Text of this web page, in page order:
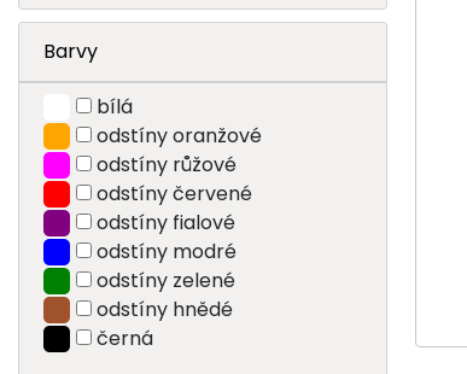
Barvy
bílá
odstíny oranžové
odstíny růžové
odstíny červené
odstíny fialové
odstíny modré
odstíny zelené
odstíny hnědé
černá